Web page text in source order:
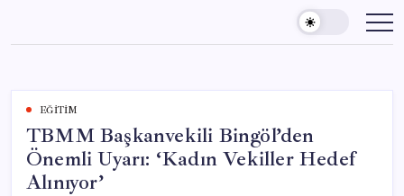
content
EĞITIM
TBMM Başkanvekili Bingöl’den
Önemli Uyarı: ‘Kadın Vekiller Hedef
Alınıyor’